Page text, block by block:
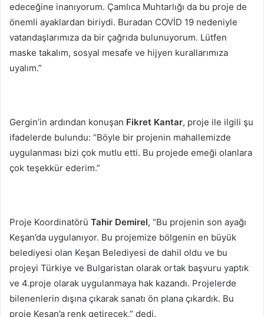
edeceğine inanıyorum. Çamlıca Muhtarlığı da bu proje de
önemli ayaklardan biriydi. Buradan COVİD 19 nedeniyle
vatandaşlarımıza da bir çağrıda bulunuyorum. Lütfen
maske takalım, sosyal mesafe ve hijyen kurallarımıza
uyalım.”
Gergin’in ardından konuşan Fikret Kantar, proje ile ilgili şu
ifadelerde bulundu: “Böyle bir projenin mahallemizde
uygulanması bizi çok mutlu etti. Bu projede emeği olanlara
çok teşekkür ederim.”
Proje Koordinatörü Tahir Demirel, “Bu projenin son ayağı
Keşan’da uygulanıyor. Bu projemize bölgenin en büyük
belediyesi olan Keşan Belediyesi de dahil oldu ve bu
projeyi Türkiye ve Bulgaristan olarak ortak başvuru yaptık
ve 4.proje olarak uygulanmaya hak kazandı. Projelerde
bilenenlerin dışına çıkarak sanatı ön plana çıkardık. Bu
proje Keşan’a renk getirecek.” dedi.